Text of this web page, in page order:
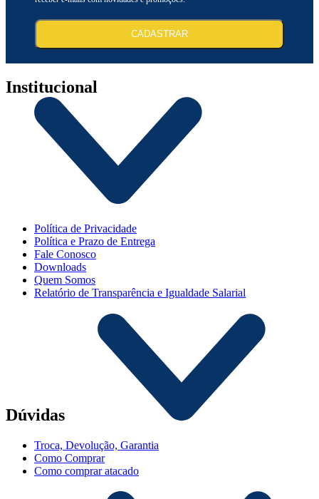
CADASTRAR
Institucional
Política de Privacidade
Política e Prazo de Entrega
Fale Conosco
Downloads
Quem Somos
Relatório de Transparência e Igualdade Salarial
Dúvidas
Troca, Devolução, Garantia
Como Comprar
Como comprar atacado